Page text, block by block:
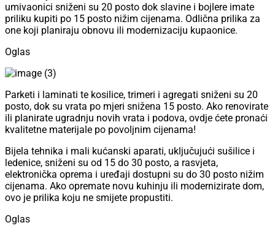
umivaonici sniženi su 20 posto dok slavine i bojlere imate
priliku kupiti po 15 posto nižim cijenama. Odlična prilika za
one koji planiraju obnovu ili modernizaciju kupaonice.
Oglas
Parketi i laminati te kosilice, trimeri i agregati sniženi su 20
posto, dok su vrata po mjeri snižena 15 posto. Ako renovirate
ili planirate ugradnju novih vrata i podova, ovdje ćete pronaći
kvalitetne materijale po povoljnim cijenama!
Bijela tehnika i mali kućanski aparati, uključujući sušilice i
ledenice, sniženi su od 15 do 30 posto, a rasvjeta,
elektronička oprema i uređaji dostupni su do 30 posto nižim
cijenama. Ako opremate novu kuhinju ili modernizirate dom,
ovo je prilika koju ne smijete propustiti.
Oglas